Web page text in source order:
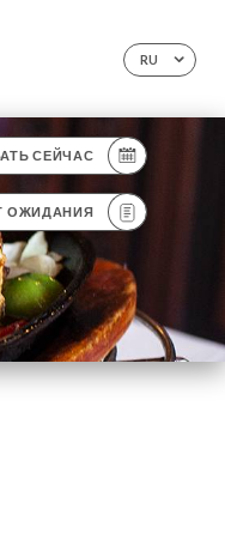
RU
СЕЙЧАС
ОЖИДАНИЯ